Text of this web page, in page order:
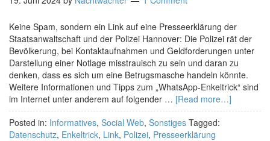
Keine Spam, sondern ein Link auf eine Presseerklärung der
Staatsanwaltschaft und der Polizei Hannover: Die Polizei rät der
Bevölkerung, bei Kontaktaufnahmen und Geldforderungen unter
Darstellung einer Notlage misstrauisch zu sein und daran zu
denken, dass es sich um eine Betrugsmasche handeln könnte.
Weitere Informationen und Tipps zum „WhatsApp-Enkeltrick“ sind
im Internet unter anderem auf folgender … [Read more…]
Posted in: Informatives, Social Web, Sonstiges Tagged:
Datenschutz, Enkeltrick, Link, Polizei, Presseerklärung